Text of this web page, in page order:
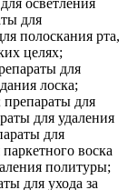
для
полоскания рта,
целях;
для
лоска;
препараты для
для удаления
для
воска
политуры;
для ухода за